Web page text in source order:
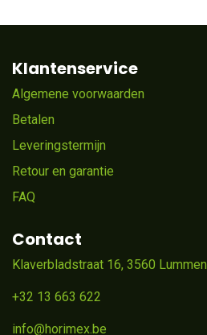
Klantenservice
Algemene voorwaarden
Betalen
Leveringstermijn
Retour en garantie
FAQ
Contact
Klaverbladstraat 16, 3560 Lummen
+32 13 663 622
info@horimex.be